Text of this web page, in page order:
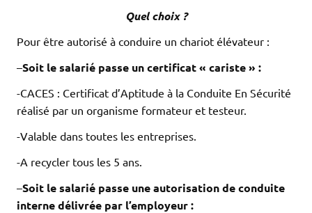
Quel choix ?
Pour être autorisé à conduire un chariot élévateur :
–Soit le salarié passe un certificat « cariste » :
-CACES : Certificat d’Aptitude à la Conduite En Sécurité
réalisé par un organisme formateur et testeur.
-Valable dans toutes les entreprises.
-A recycler tous les 5 ans.
–Soit le salarié passe une autorisation de conduite
interne délivrée par l’employeur :